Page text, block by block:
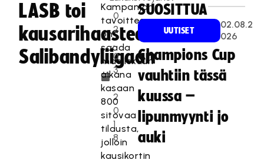
LASB toi
kausarihaasteen
Salibandyliigaan
0
2
.
0
3
.
2
0
1
8
Kampanjan
tavoitteena
on
saada
maaliskuun
aikana
kasaan
800
sitovaa
tilausta,
jolloin
kausikortin
SUOSITTUA
UUTISET
02.08.2
026
Champions Cup
vauhtiin tässä
kuussa –
lipunmyynti jo
auki